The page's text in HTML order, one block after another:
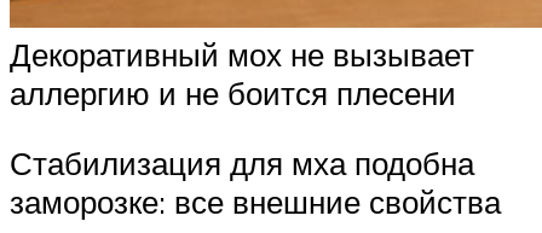
Декоративный мох не вызывает
аллергию и не боится плесени
Стабилизация для мха подобна
заморозке: все внешние свойства